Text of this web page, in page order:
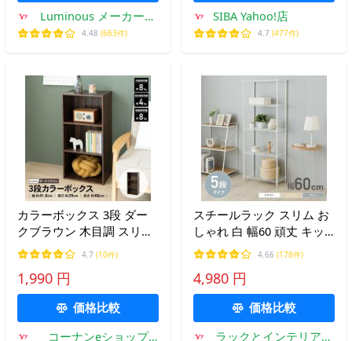
Luminous メーカー公
式店
4.48 (663件)
SIBA Yahoo!店
4.7 (477件)
カラーボックス 3段 ダー
クブラウン 木目調 スリム
本棚 テレビ台 おしゃれ 子
ども部屋 おもちゃ収納 文
庫本 漫画 整理棚 押入れ
LIFELEX
4.7 (10件)
1,990 円
価格比較
コーナンeショップ
スチールラック スリム お
しゃれ 白 幅60 頑丈 キッ
チンラック 隙間 収納 ラッ
ク 棚 幅30 5段 省スペース
収納棚 ホワイト 大容量 ル
ミナス M1560305
4.66 (178件)
4,980 円
価格比較
ラックとインテリア通